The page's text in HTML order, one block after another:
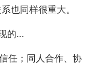
也同样很重大。
的...
任；同人合作、协